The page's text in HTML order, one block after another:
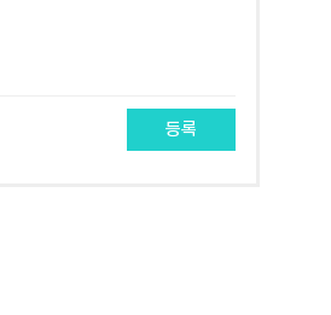
등록